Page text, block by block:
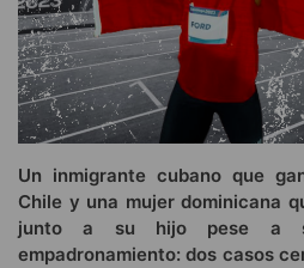
Un inmigrante cubano que
Chile y una mujer dominicana
junto a su hijo pese a
empadronamiento: dos casos